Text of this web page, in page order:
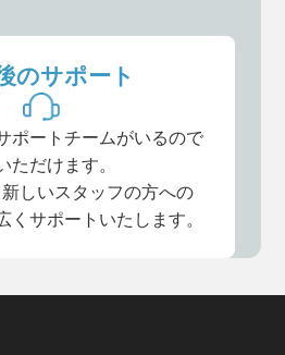
のサポート
ポートチームがいるので
ただけます。
しいスタッフの方への
くサポートいたします。